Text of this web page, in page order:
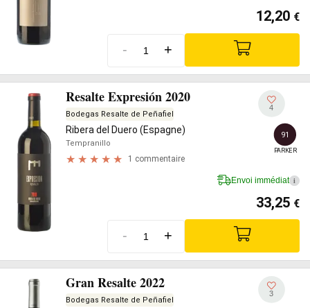
12,20 €
- +
Resalte Expresión 2020
Bodegas Resalte de Peñafiel
Ribera del Duero (Espagne)
Tempranillo
1 commentaire
4
91
PARKER
Envoi immédiat i
33,25 €
- +
Gran Resalte 2022
Bodegas Resalte de Peñafiel
3